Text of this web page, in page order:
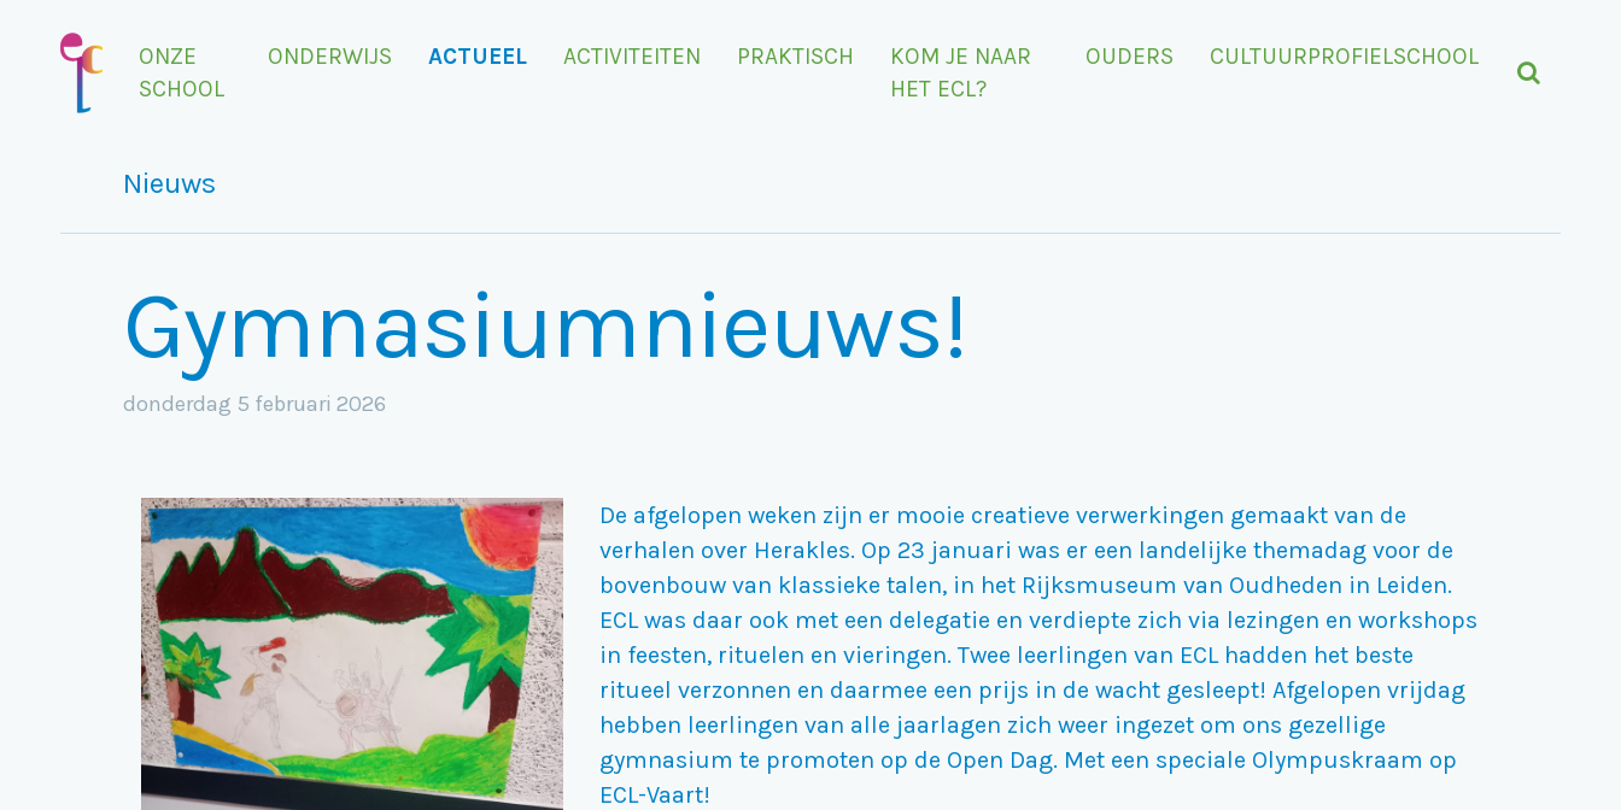
ONZE
SCHOOL
ONDERWIJS ACTUEEL ACTIVITEITEN PRAKTISCH
KOM JE NAAR
HET ECL?
OUDERS CULTUURPROFIELSCHOOL
Nieuws
Gymnasiumnieuws!
donderdag 5 februari 2026
De afgelopen weken zijn er mooie creatieve verwerkingen gemaakt van de
verhalen over Herakles. Op 23 januari was er een landelijke themadag voor de
bovenbouw van klassieke talen, in het Rijksmuseum van Oudheden in Leiden.
ECL was daar ook met een delegatie en verdiepte zich via lezingen en workshops
in feesten, rituelen en vieringen. Twee leerlingen van ECL hadden het beste
ritueel verzonnen en daarmee een prijs in de wacht gesleept! Afgelopen vrijdag
hebben leerlingen van alle jaarlagen zich weer ingezet om ons gezellige
gymnasium te promoten op de Open Dag. Met een speciale Olympuskraam op
ECL-Vaart!